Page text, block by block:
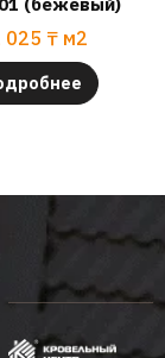
025 ₸ м2